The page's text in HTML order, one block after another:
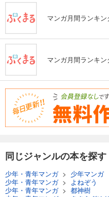
マンガ月間ランキン
マンガ月間ランキン
同じジャンルの本を探す
少年・青年マンガ> 少年マンガ
少年・青年マンガ> よねぞう
少年・青年マンガ> 都神樹